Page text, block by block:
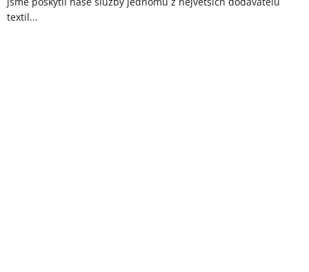
textil...